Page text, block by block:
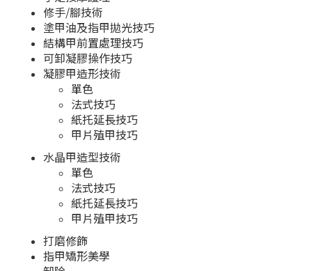
修手/腳技術
塗甲油及指甲拋光技巧
結構甲前置處理技巧
可卸凝膠操作技巧
凝膠甲造形技術
單色
法式技巧
紙托延長技巧
甲片殖甲技巧
水晶甲造型技術
單色
法式技巧
紙托延長技巧
甲片殖甲技巧
打磨修飾
指甲矯形美學